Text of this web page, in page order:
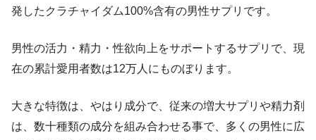
発したクラチャイダム100%含有の男性サプリです。
男性の活力・精力・性欲向上をサポートするサプリで、現
在の累計愛用者数は12万人にものぼります。
大きな特徴は、やはり成分で、従来の増大サプリや精力剤
は、数十種類の成分を組み合わせる事で、多くの男性に広